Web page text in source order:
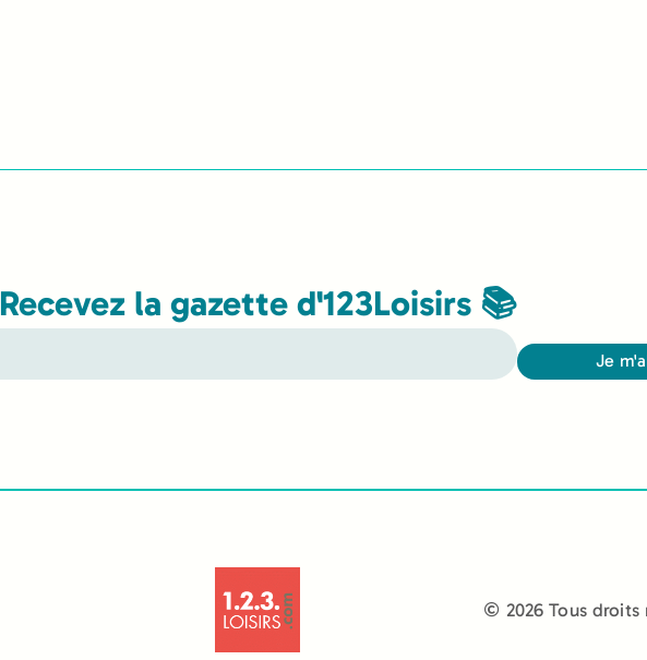
Recevez la gazette d'123Loisirs 📚
Je
2026 Tous droits